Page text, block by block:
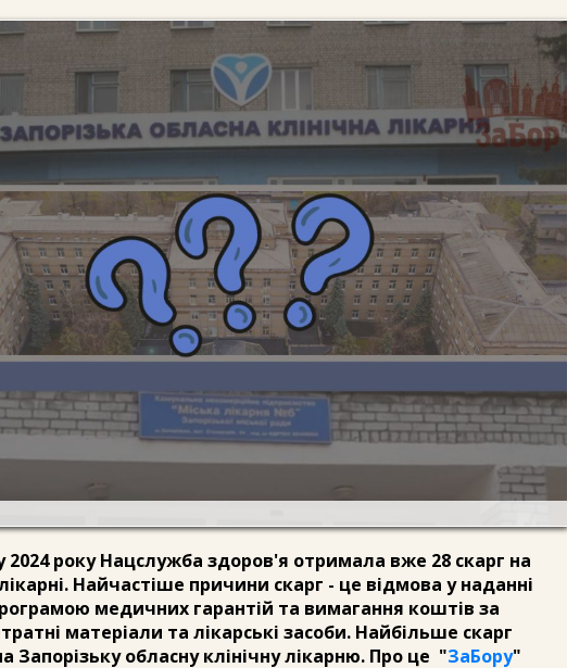
2024 року Нацслужба здоров'я отримала вже 28 скарг на
Найчастіше причини скарг - це відмова у наданні
медичних гарантій та вимагання коштів за
матеріали та лікарські засоби. Найбільше скарг
Запорізьку обласну клінічну лікарню. Про це "ЗаБору"